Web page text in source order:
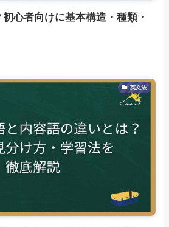
心者向けに基本構造・種類・
英文法